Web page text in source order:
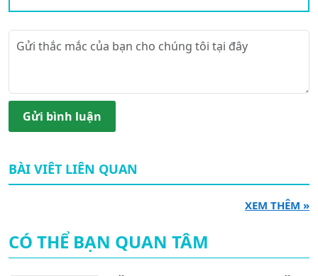
Gửi bình luận
BÀI VIÊT LIÊN QUAN
XEM THÊM »
CÓ THỂ BẠN QUAN TÂM